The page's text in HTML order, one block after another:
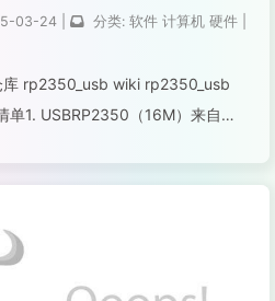
03-24 分类: 软件 计算机 硬件
rp2350_usb wiki rp2350_usb
单1. USBRP2350（16M）来自无